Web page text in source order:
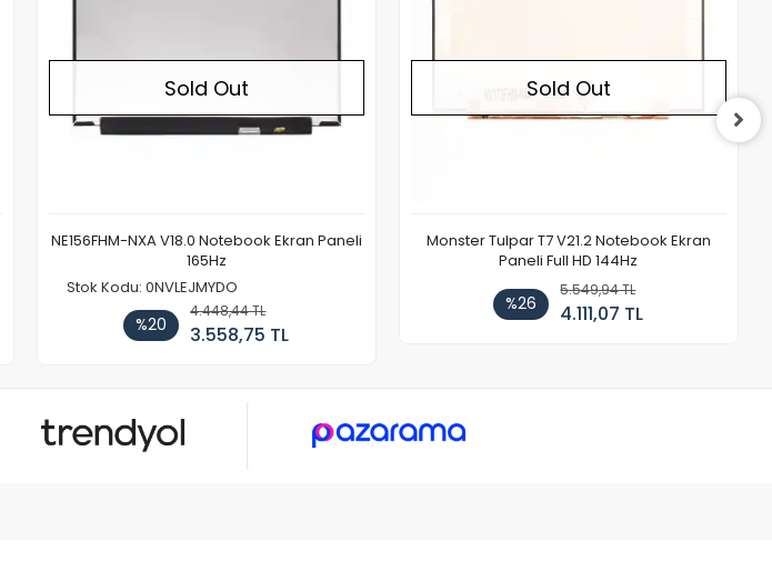
Sold Out
NE156FHM-NXA V18.0 Notebook Ekran Paneli
165Hz
Stok Kodu: 0NVLEJMYDO
%20
4.448,44 TL
3.558,75 TL
Sold Out
Monster Tulpar T7 V21.2 Notebook Ekran
Paneli Full HD 144Hz
%26
5.549,94 TL
4.111,07 TL